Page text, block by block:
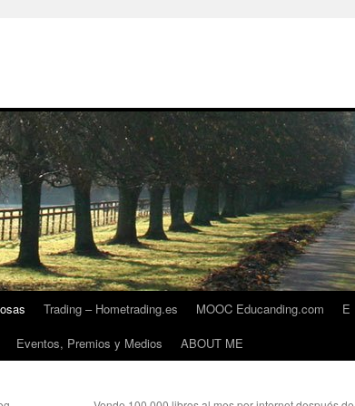
Trading – Hometrading.es MOOC Educanding.com
E
Eventos, Premios y Medios ABOUT ME